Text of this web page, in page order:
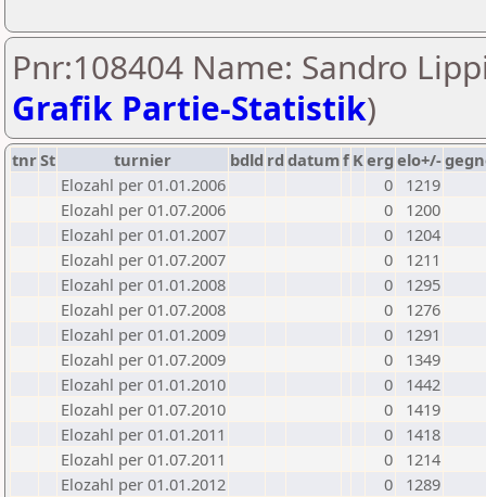
Pnr:108404 Name: Sandro
Grafik Partie-Statistik)
tnrSt turnier bdld rd datumf Kerg elo+/-
Elozahl per 01.01.2006
0
1219
Elozahl per 01.07.2006
0
1200
Elozahl per 01.01.2007
0
1204
Elozahl per 01.07.2007
0
1211
Elozahl per 01.01.2008
0
1295
Elozahl per 01.07.2008
0
1276
Elozahl per 01.01.2009
0
1291
Elozahl per 01.07.2009
0
1349
Elozahl per 01.01.2010
0
1442
Elozahl per 01.07.2010
0
1419
Elozahl per 01.01.2011
0
1418
Elozahl per 01.07.2011
0
1214
Elozahl per 01.01.2012
0
1289